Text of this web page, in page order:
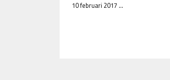
10 februari 2017 ...